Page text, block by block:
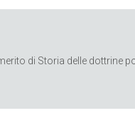
di Storia delle dottrine